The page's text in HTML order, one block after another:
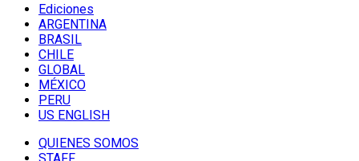
Ediciones
ARGENTINA
BRASIL
CHILE
GLOBAL
MÉXICO
PERU
US ENGLISH
QUIENES SOMOS